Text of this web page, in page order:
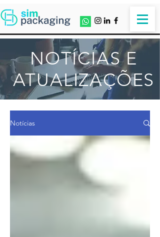
NOTÍCIAS E
ATUALIZAÇÕES
Notícias